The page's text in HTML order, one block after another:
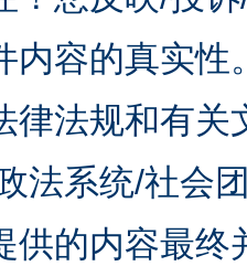
内容的真实
律法规和有关
法系统/社会
供的内容最